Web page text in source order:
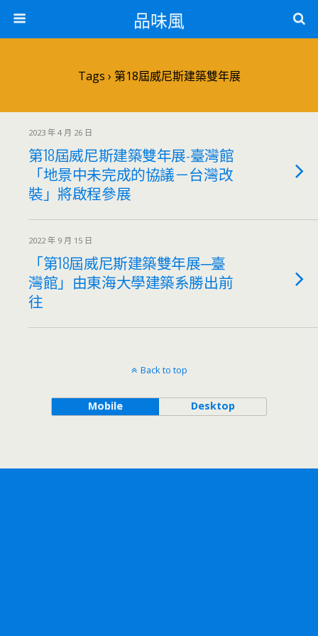
品味風
Tags › 第18屆威尼斯建築雙年展
2023 年 4 月 26 日
第18屆威尼斯建築雙年展-臺灣館
「地景中未完成的協議－台灣改
裝」將啟程參展
2022 年 9 月 15 日
「第18屆威尼斯建築雙年展─臺
灣館」由東海大學建築系勝出前
往
Back to top
Mobile Desktop